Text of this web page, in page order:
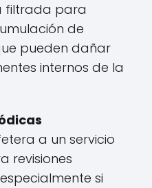
filtrada para
de
pueden dañar
internos de la
a un servicio
revisiones
si